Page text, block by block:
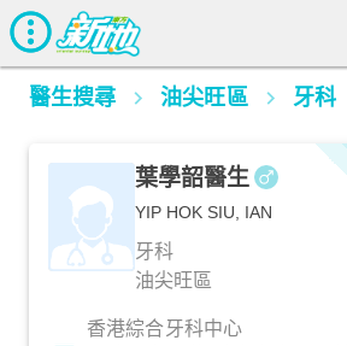
醫生搜尋 油尖旺區 牙科
葉學韶醫生
YIP HOK SIU, IAN
牙科
油尖旺區
香港綜合牙科中心